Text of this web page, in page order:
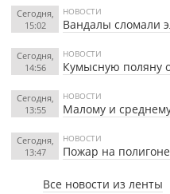
Сегодня,
15:02
НОВОСТИ
Вандалы сломали
Сегодня,
14:56
НОВОСТИ
Кумысную поляну
Сегодня,
13:55
НОВОСТИ
Малому и
Сегодня,
13:47
НОВОСТИ
Пожар на
Все новости из ленты